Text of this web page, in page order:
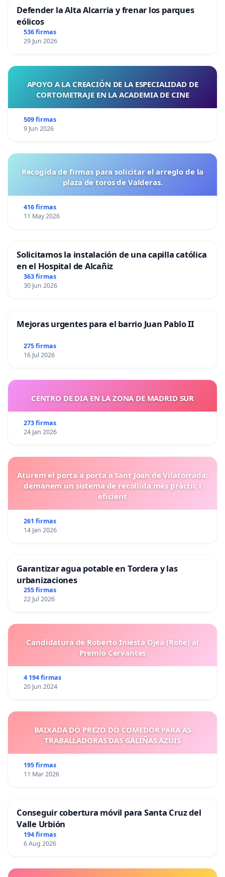
Defender la Alta Alcarria y frenar los parques
eólicos
536 firmas
29 Jun 2026
APOYO A LA CREACIÓN DE LA ESPECIALIDAD DE
CORTOMETRAJE EN LA ACADEMIA DE CINE
509 firmas
9 Jun 2026
Recogida de firmas para solicitar el arreglo de la
plaza de toros de Valderas.
416 firmas
11 May 2026
Solicitamos la instalación de una capilla católica
en el Hospital de Alcañiz
363 firmas
30 Jun 2026
Mejoras urgentes para el barrio Juan Pablo II
275 firmas
16 Jul 2026
CENTRO DE DIA EN LA ZONA DE MADRID SUR
273 firmas
24 Jan 2026
Aturem el porta a porta a Sant Joan de Vilatorrada:
demanem un sistema de recollida més pràctic i
eficient
261 firmas
14 Jan 2026
Garantizar agua potable en Tordera y las
urbanizaciones
255 firmas
22 Jul 2026
Candidatura de Roberto Iniesta Ojea (Robe) al
Premio Cervantes
4 194 firmas
20 Jun 2024
BAIXADA DO PREZO DO COMEDOR PARA AS
TRABALLADORAS DAS GALIÑAS AZUIS
195 firmas
11 Mar 2026
Conseguir cobertura móvil para Santa Cruz del
Valle Urbión
194 firmas
6 Aug 2026